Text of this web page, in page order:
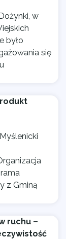
w
było
się
z Gminą
ruchu –